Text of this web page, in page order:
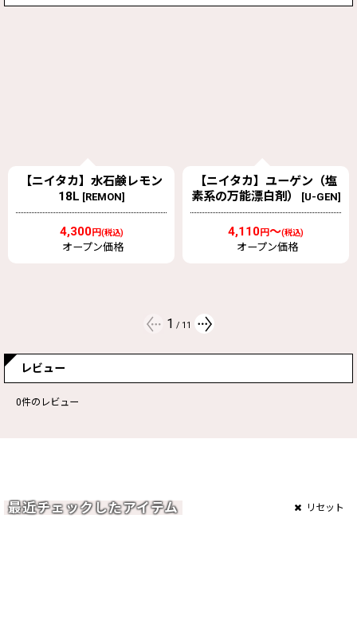
【ニイタカ】ユーゲン（塩
素系の万能漂白剤）
4,110円～(税込)
オープン価格
Linda リンダ リフレッシ
ュ 16kg [124 ]
22,620円(税込)
オープン価格
2 / 11
レビュー
0件のレビュー
最近チェックしたアイテム リセット